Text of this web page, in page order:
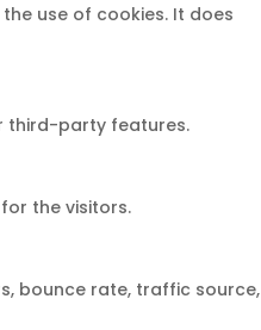
use of cookies. It does
third-party features.
the visitors.
bounce rate, traffic source,